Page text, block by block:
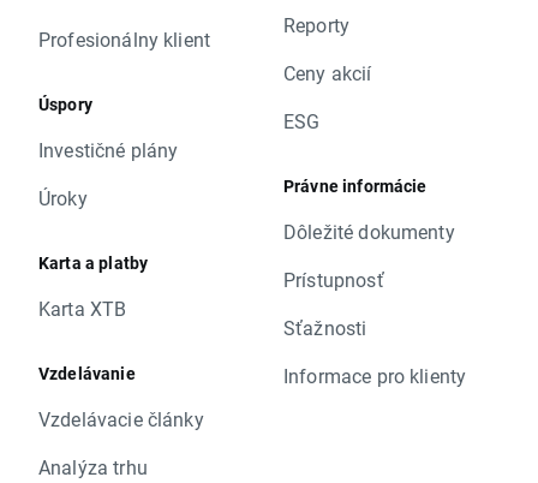
Profesionálny klient
Úspory
Investičné plány
Úroky
Karta a platby
Karta XTB
Vzdelávanie
Vzdelávacie články
Analýza trhu
Reporty
Ceny akcií
ESG
Právne informácie
Dôležité dokumenty
Prístupnosť
Sťažnosti
Informace pro klienty